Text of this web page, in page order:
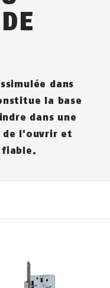
dans
la base
dans une
de l'ouvrir et
fiable.